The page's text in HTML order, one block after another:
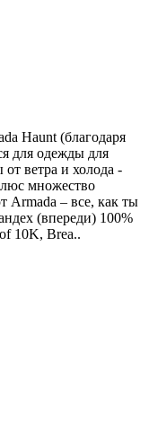
Haunt (благодаря
для одежды для
ветра и холода -
множество
Armada – все, как ты
(впереди) 100%
10K, Brea..